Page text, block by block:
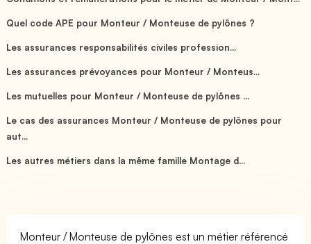
Quel code APE pour Monteur / Monteuse de pylônes ?
Les assurances responsabilités civiles profession...
Les assurances prévoyances pour Monteur / Monteus...
Les mutuelles pour Monteur / Monteuse de pylônes ...
Le cas des assurances Monteur / Monteuse de pylônes pour
aut...
Les autres métiers dans la même famille Montage d...
Monteur / Monteuse de pylônes est un métier référencé